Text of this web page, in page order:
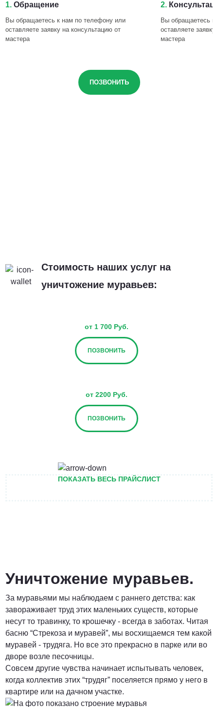
1. Обращение
Вы обращаетесь к нам по телефону или
оставляете заявку на консультацию от
мастера
2.
Вы обращаетесь
оставляете
мастера
ПОЗВОНИТЬ
Стоимость наших услуг на
уничтожение муравьев:
от 1 700 Руб.
ПОЗВОНИТЬ
от 2200 Руб.
ПОЗВОНИТЬ
Договорная
ПОЗВОНИТЬ
от 1500 Руб.
ПОЗВОНИТЬ
ПОКАЗАТЬ ВЕСЬ ПРАЙСЛИСТ
Уничтожение муравьев.
За муравьями мы наблюдаем с раннего детства: как
завораживает труд этих маленьких существ, которые
несут то травинку, то крошечку - всегда в заботах. Читая
басню “Стрекоза и муравей”, мы восхищаемся тем какой
муравей - трудяга. Но все это прекрасно в парке или во
дворе возле песочницы.
Совсем другие чувства начинает испытывать человек,
когда коллектив этих “трудяг” поселяется прямо у него в
квартире или на дачном участке.